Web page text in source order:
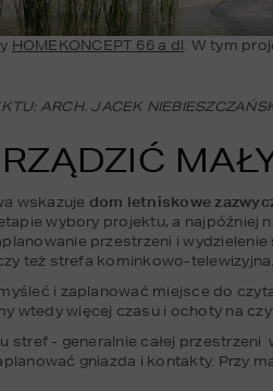
HOMEKONCEPT 66 a dl. W tym
ARCH. JACEK
wskazuje dom letniskowe
wybory projektu, a najpóźniej
przestrzeni i
też strefa kominkowo-
i zaplanować miejsce do
wtedy więcej czasu i ochoty na
stref - generalnie całej
gniazda i kontakty. Przy